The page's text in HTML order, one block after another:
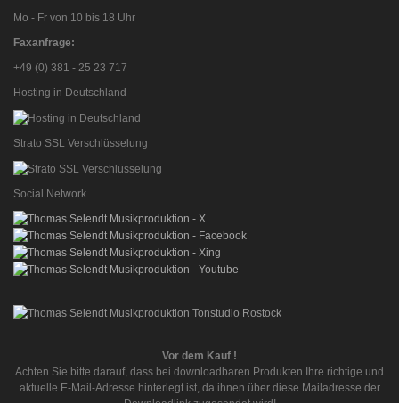
Mo - Fr von 10 bis 18 Uhr
Faxanfrage:
+49 (0) 381 - 25 23 717
Hosting in Deutschland
Strato SSL Verschlüsselung
Social Network
Vor dem Kauf !
Achten Sie bitte darauf, dass bei downloadbaren Produkten Ihre richtige und
aktuelle E-Mail-Adresse hinterlegt ist, da ihnen über diese Mailadresse der